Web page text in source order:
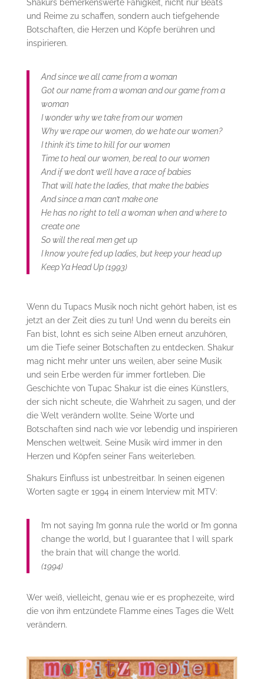
Shakurs bemerkenswerte Fähigkeit, nicht nur Beats
und Reime zu schaffen, sondern auch tiefgehende
Botschaften, die Herzen und Köpfe berühren und
inspirieren.
And since we all came from a woman
Got our name from a woman and our game from a
woman
I wonder why we take from our women
Why we rape our women, do we hate our women?
I think it’s time to kill for our women
Time to heal our women, be real to our women
And if we don’t we’ll have a race of babies
That will hate the ladies, that make the babies
And since a man can’t make one
He has no right to tell a woman when and where to
create one
So will the real men get up
I know you’re fed up ladies, but keep your head up
Keep Ya Head Up (1993)
Wenn du Tupacs Musik noch nicht gehört haben, ist es
jetzt an der Zeit dies zu tun! Und wenn du bereits ein
Fan bist, lohnt es sich seine Alben erneut anzuhören,
um die Tiefe seiner Botschaften zu entdecken. Shakur
mag nicht mehr unter uns weilen, aber seine Musik
und sein Erbe werden für immer fortleben. Die
Geschichte von Tupac Shakur ist die eines Künstlers,
der sich nicht scheute, die Wahrheit zu sagen, und der
die Welt verändern wollte. Seine Worte und
Botschaften sind nach wie vor lebendig und inspirieren
Menschen weltweit. Seine Musik wird immer in den
Herzen und Köpfen seiner Fans weiterleben.
Shakurs Einfluss ist unbestreitbar. In seinen eigenen
Worten sagte er 1994 in einem Interview mit MTV:
I’m not saying I’m gonna rule the world or I’m gonna
change the world, but I guarantee that I will spark
the brain that will change the world.
(1994)
Wer weiß, vielleicht, genau wie er es prophezeite, wird
die von ihm entzündete Flamme eines Tages die Welt
verändern.